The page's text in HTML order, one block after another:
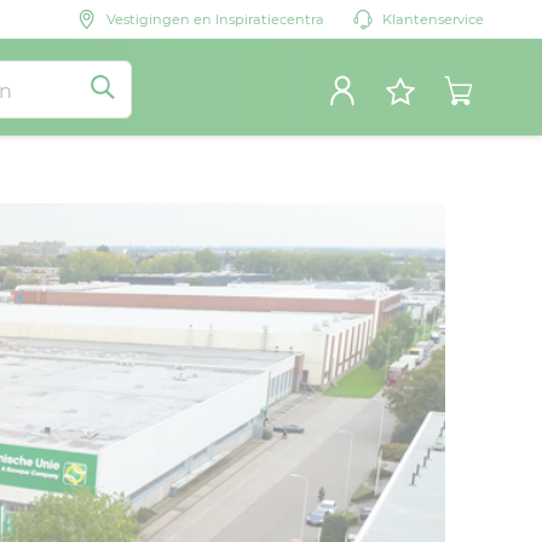
Vestigingen en Inspiratiecentra Klantenservice